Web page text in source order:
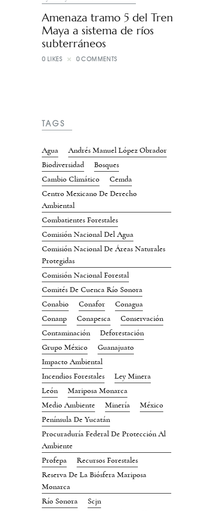
Amenaza tramo 5 del Tren
Maya a sistema de ríos
subterráneos
0 LIKES 0 COMMENTS
TAGS
Agua
Andrés Manuel López Obrador
Biodiversidad
Bosques
Cambio Climático
Cemda
Centro Mexicano De Derecho
Ambiental
Combatientes Forestales
Comisión Nacional Del Agua
Comisión Nacional De Áreas Naturales
Protegidas
Comisión Nacional Forestal
Comités De Cuenca Río Sonora
Conabio
Conafor
Conagua
Conanp
Conapesca
Conservación
Contaminación
Deforestación
Grupo México
Guanajuato
Impacto Ambiental
Incendios Forestales
Ley Minera
León
Mariposa Monarca
Medio Ambiente
Minería
México
Península De Yucatán
Procuraduría Federal De Protección Al
Ambiente
Profepa
Recursos Forestales
Reserva De La Biósfera Mariposa
Monarca
Río Sonora
Scjn